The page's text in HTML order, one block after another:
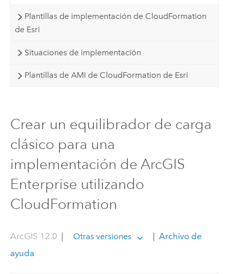
Plantillas de implementación de CloudFormation
de Esri
Situaciones de implementación
Plantillas de AMI de CloudFormation de Esri
Crear un equilibrador de carga
clásico para una
implementación de ArcGIS
Enterprise utilizando
CloudFormation
ArcGIS 12.0 Otras versiones
Archivo de
ayuda